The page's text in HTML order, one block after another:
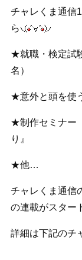
チャレくま通信
ら
★就職・検定試
名）
★意外と頭を使
★制作セミナー
り』
★他…
チャレくま通信
の連載がスター
詳細は下記のチ